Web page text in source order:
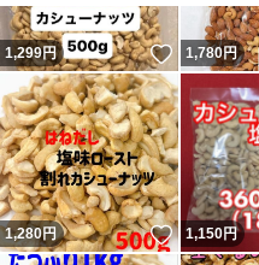
1,299円 いいね！
1,780円
1,280円 いいね！
1,150円